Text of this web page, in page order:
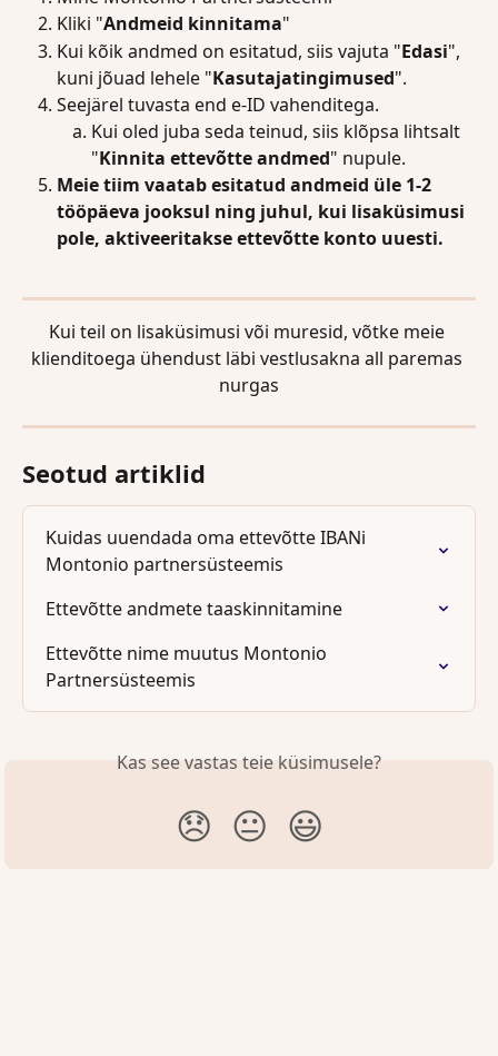
Kliki "Andmeid kinnitama"
Kui kõik andmed on esitatud, siis vajuta "Edasi",
kuni jõuad lehele "Kasutajatingimused".
Seejärel tuvasta end e-ID vahenditega.
Kui oled juba seda teinud, siis klõpsa lihtsalt
"Kinnita ettevõtte andmed" nupule.
Meie tiim vaatab esitatud andmeid üle 1-2
tööpäeva jooksul ning juhul, kui lisaküsimusi
pole, aktiveeritakse ettevõtte konto uuesti.
Kui teil on lisaküsimusi või muresid, võtke meie
klienditoega ühendust läbi vestlusakna all paremas
nurgas
Seotud artiklid
Kuidas uuendada oma ettevõtte IBANi
Montonio partnersüsteemis
Ettevõtte andmete taaskinnitamine
Ettevõtte nime muutus Montonio
Partnersüsteemis
Kas see vastas teie küsimusele?
😞 😐 😃